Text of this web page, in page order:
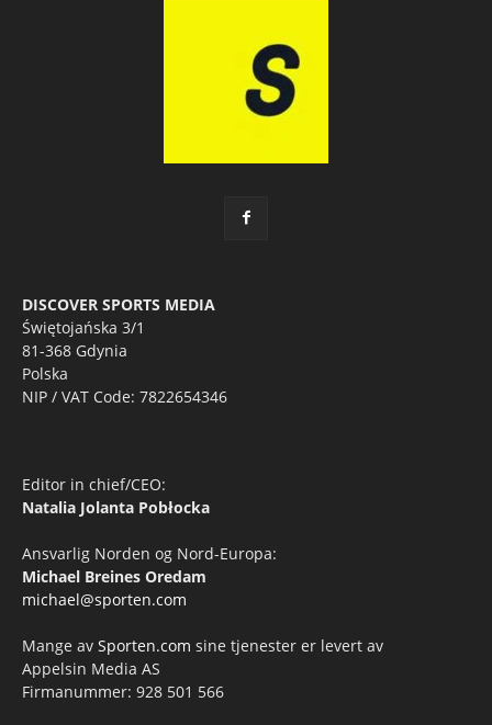
DISCOVER SPORTS MEDIA
Świętojańska 3/1
81-368 Gdynia
Polska
NIP / VAT Code: 7822654346
Editor in chief/CEO:
Natalia Jolanta Pobłocka
Ansvarlig Norden og Nord-Europa:
Michael Breines Oredam
michael@sporten.com
Mange av Sporten.com sine tjenester er levert av
Appelsin Media AS
Firmanummer: 928 501 566